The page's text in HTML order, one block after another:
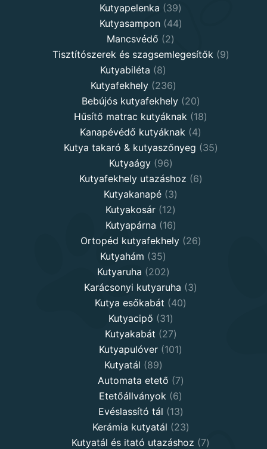
Kutyapelenka 3939
products
Kutyasampon 4444
Mancsvédő 22
products
Tisztítószerek és szagsemlegesítők 99
Kutyabiléta 88
products
Kutyafekhely 236236
products
Bebújós kutyafekhely 2020
products
Hűsítő matrac kutyáknak 1818
Kanapévédő kutyáknak 44
products
Kutya takaró & kutyaszőnyeg 3535
Kutyaágy 9696
products
Kutyafekhely utazáshoz 66
Kutyakanapé 33
products
Kutyakosár 1212
products
Kutyapárna 1616
products
Ortopéd kutyafekhely 2626
Kutyahám 3535
products
Kutyaruha 202202
products
Karácsonyi kutyaruha 33
Kutya esőkabát 4040
Kutyacipő 3131
products
Kutyakabát 2727
products
Kutyapulóver 101101
Kutyatál 8989
products
Automata etető 77
products
Etetőállványok 66
products
Evéslassító tál 1313
products
Kerámia kutyatál 2323
products
Kutyatál és itató utazáshoz 77